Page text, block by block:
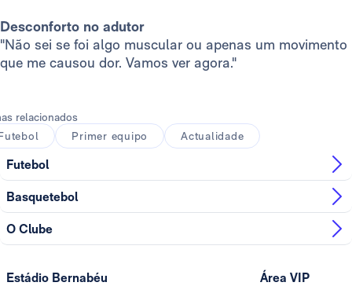
Desconforto no adutor
"Não sei se foi algo muscular ou apenas um movimento
que me causou dor. Vamos ver agora."
relacionados
Primer equipo Actualidade
Futebol
Basquetebol
O Clube
Estádio Bernabéu Área VIP